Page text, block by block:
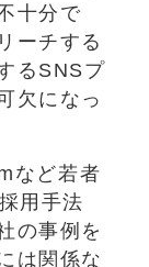
十分で
ーチする
るSNSプ
欠になっ
など若者
用手法
の事例を
は関係な